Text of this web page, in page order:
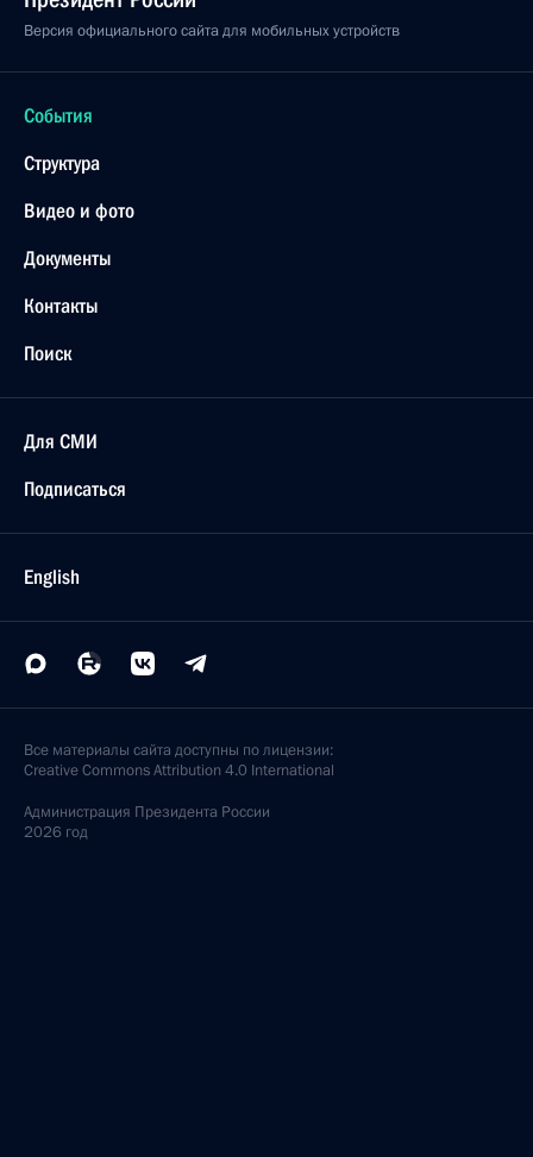
Версия официального сайта для мобильных устройств
События
Структура
Видео и фото
Документы
Контакты
Поиск
Для СМИ
Подписаться
English
Все материалы сайта доступны по лицензии:
Creative Commons Attribution 4.0 International
Администрация Президента России
2026 год